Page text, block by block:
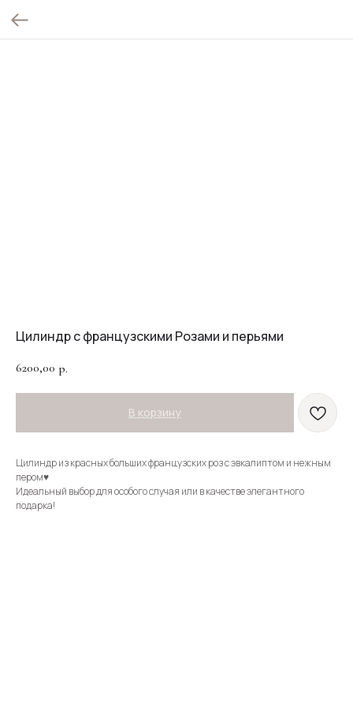
Цилиндр с французскими Розами и перьями
6200,00 р.
В корзину
Цилиндр из красных больших французских роз с эвкалиптом и нежным
пером♥️
Идеальный выбор для особого случая или в качестве элегантного
подарка!